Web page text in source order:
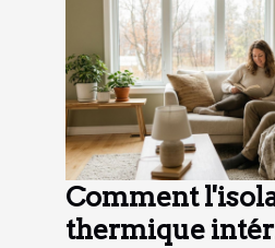
Comment
thermique